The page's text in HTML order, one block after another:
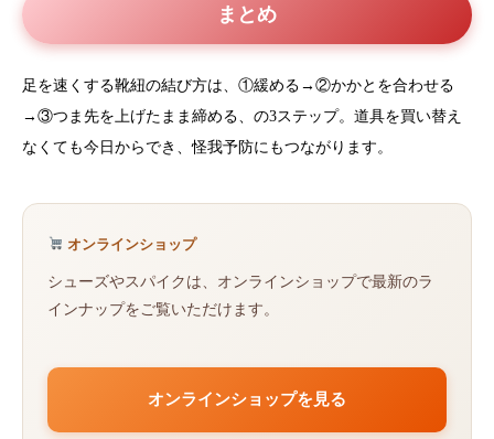
まとめ
足を速くする靴紐の結び方は、①緩める→②かかとを合わせる
→③つま先を上げたまま締める、の3ステップ。道具を買い替え
なくても今日からでき、怪我予防にもつながります。
オンラインショップ
シューズやスパイクは、オンラインショップで最新のラ
インナップをご覧いただけます。
オンラインショップを見る